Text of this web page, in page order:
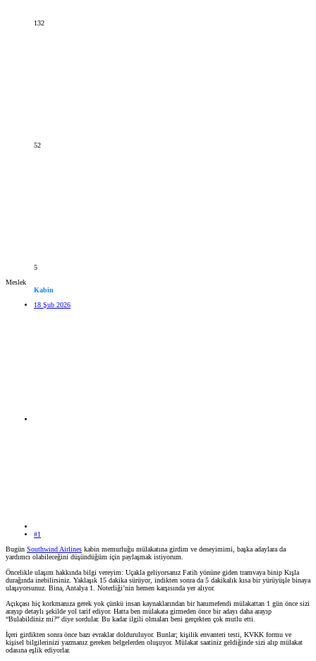
132
52
5
Meslek
Kabin
18 Şub 2026
#1
Bugün Southwind Airlines kabin memurluğu mülakatına girdim ve deneyimimi, başka adaylara da
yardımcı olabileceğini düşündüğüm için paylaşmak istiyorum.
Öncelikle ulaşım hakkında bilgi vereyim: Uçakla geliyorsanız Fatih yönüne giden tramvaya binip Kışla
durağında inebilirsiniz. Yaklaşık 15 dakika sürüyor, indikten sonra da 5 dakikalık kısa bir yürüyüşle binaya
ulaşıyorsunuz. Bina, Antalya 1. Noterliği’nin hemen karşısında yer alıyor.
Açıkçası hiç korkmanıza gerek yok çünkü insan kaynaklarından bir hanımefendi mülakattan 1 gün önce sizi
arayıp detaylı şekilde yol tarif ediyor. Hatta ben mülakata girmeden önce bir adayı daha arayıp
“Bulabildiniz mi?” diye sordular. Bu kadar ilgili olmaları beni gerçekten çok mutlu etti.
İçeri girdikten sonra önce bazı evraklar dolduruluyor. Bunlar; kişilik envanteri testi, KVKK formu ve
kişisel bilgilerinizi yazmanız gereken belgelerden oluşuyor. Mülakat saatiniz geldiğinde sizi alıp mülakat
odasına eşlik ediyorlar.